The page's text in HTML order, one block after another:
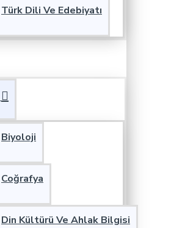
Türk Dili Ve Edebiyatı
Biyoloji
Coğrafya
Din Kültürü Ve Ahlak Bilgisi